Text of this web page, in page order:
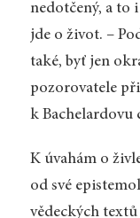
nedotčený, a to
jde o život. –
také, byť jen
pozorovatele
k Bachelardovu
K úvahám o
od své
vědeckých textů